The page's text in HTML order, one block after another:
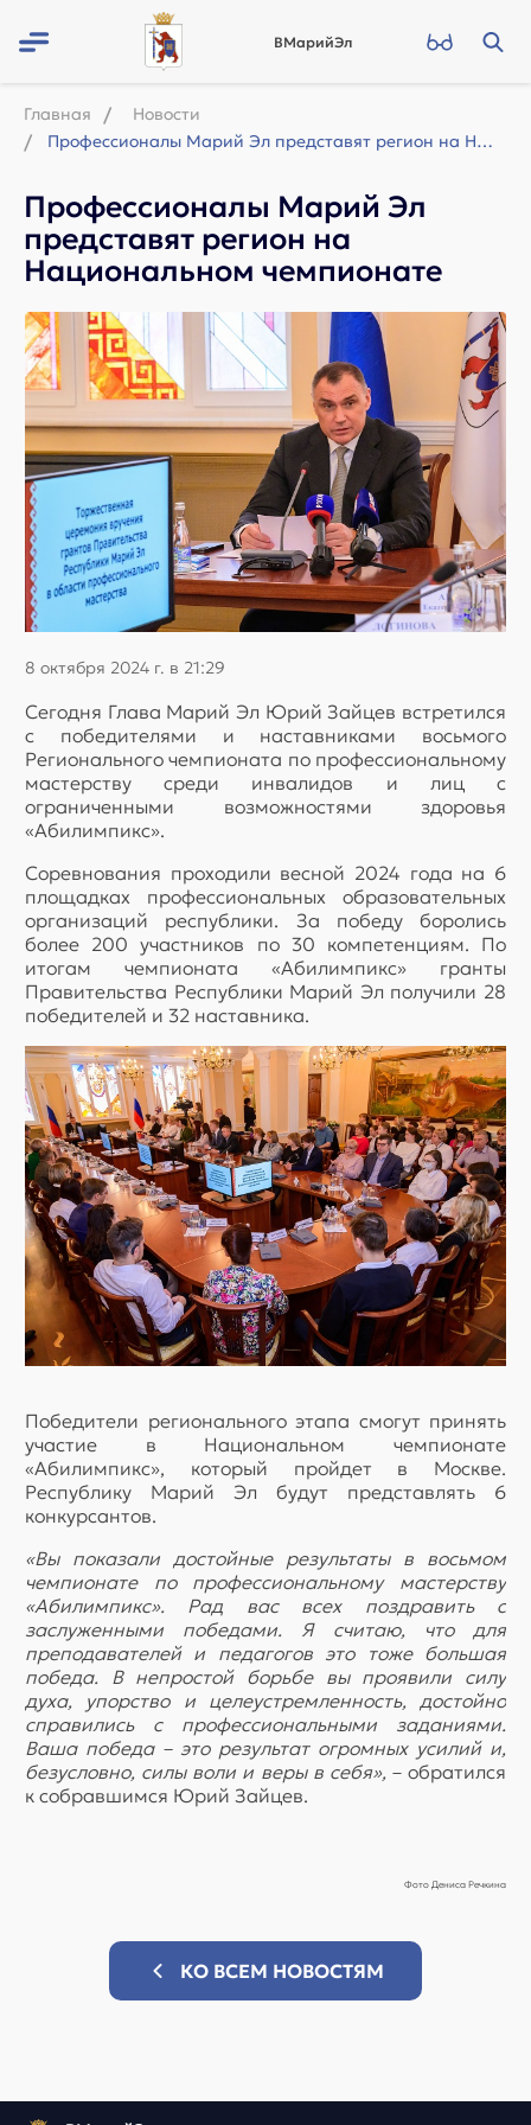
ВМарийЭл
Главная
Новости
Профессионалы Марий Эл представят регион на Национальном чемпионате
Профессионалы Марий Эл
представят регион на
Национальном чемпионате
8 октября 2024 г. в 21:29
Сегодня Глава Марий Эл Юрий Зайцев встретился
с победителями и наставниками восьмого
Регионального чемпионата по профессиональному
мастерству среди инвалидов и лиц с
ограниченными возможностями здоровья
«Абилимпикс».
Соревнования проходили весной 2024 года на 6
площадках профессиональных образовательных
организаций республики. За победу боролись
более 200 участников по 30 компетенциям. По
итогам чемпионата «Абилимпикс» гранты
Правительства Республики Марий Эл получили 28
победителей и 32 наставника.
Победители регионального этапа смогут принять
участие в Национальном чемпионате
«Абилимпикс», который пройдет в Москве.
Республику Марий Эл будут представлять 6
конкурсантов.
«Вы показали достойные результаты в восьмом
чемпионате по профессиональному мастерству
«Абилимпикс». Рад вас всех поздравить с
заслуженными победами. Я считаю, что для
преподавателей и педагогов это тоже большая
победа. В непростой борьбе вы проявили силу
духа, упорство и целеустремленность, достойно
справились с профессиональными заданиями.
Ваша победа – это результат огромных усилий и,
безусловно, силы воли и веры в себя», – обратился
к собравшимся Юрий Зайцев.
Фото Дениса Речкина
КО ВСЕМ НОВОСТЯМ